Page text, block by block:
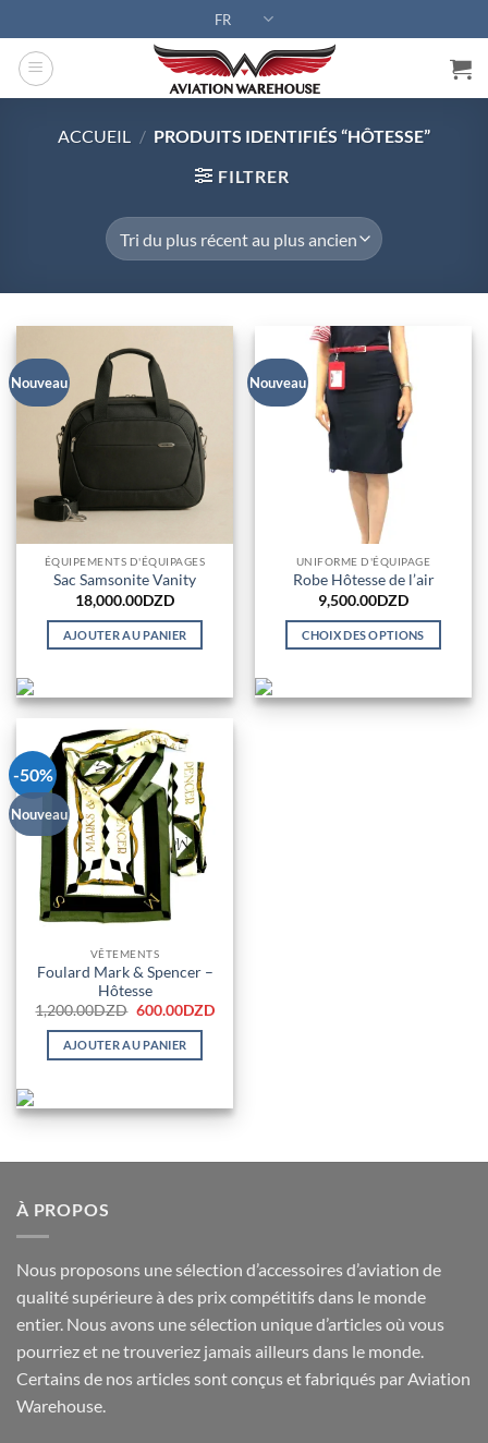
au
contenu
FR
ACCUEIL / PRODUITS IDENTIFIÉS “HÔTESSE”
FILTRER
Nouveau
ÉQUIPEMENTS D'ÉQUIPAGES
Sac Samsonite Vanity
18,000.00DZD
AJOUTER AU PANIER
Nouveau
UNIFORME D'ÉQUIPAGE
Robe Hôtesse de l’air
9,500.00DZD
CHOIX DES OPTIONS
a
-50%
Nouveau
VÊTEMENTS
Foulard Mark & Spencer –
Hôtesse
1,200.00DZD Le
initial
était :
1,200.00DZD.
600.00DZDLe
AJOUTER AU PANIER
À PROPOS
Nous proposons une sélection d’accessoires d’aviation de
qualité supérieure à des prix compétitifs dans le monde
entier. Nous avons une sélection unique d’articles où vous
pourriez et ne trouveriez jamais ailleurs dans le monde.
Certains de nos articles sont conçus et fabriqués par Aviation
Warehouse.